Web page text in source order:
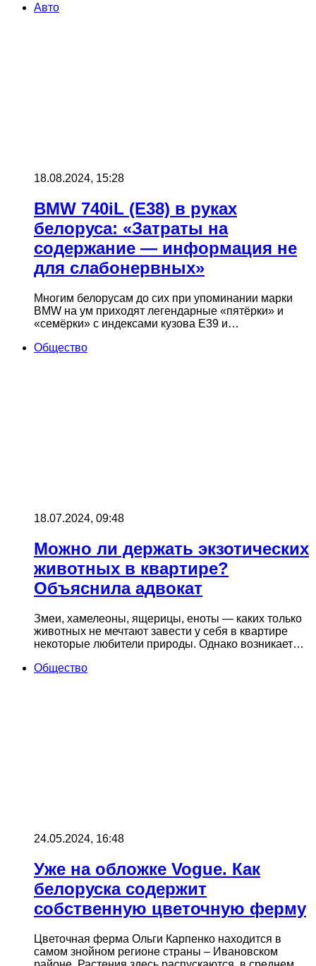
Авто
18.08.2024, 15:28
BMW 740iL (E38) в руках
белоруса: «Затраты на
содержание — информация не
для слабонервных»
Многим белорусам до сих при упоминании марки
BMW на ум приходят легендарные «пятёрки» и
«семёрки» с индексами кузова Е39 и…
Общество
18.07.2024, 09:48
Можно ли держать экзотических
животных в квартире?
Объяснила адвокат
Змеи, хамелеоны, ящерицы, еноты — каких только
животных не мечтают завести у себя в квартире
некоторые любители природы. Однако возникает…
Общество
24.05.2024, 16:48
Уже на обложке Vogue. Как
белоруска содержит
собственную цветочную ферму
Цветочная ферма Ольги Карпенко находится в
самом знойном регионе страны – Ивановском